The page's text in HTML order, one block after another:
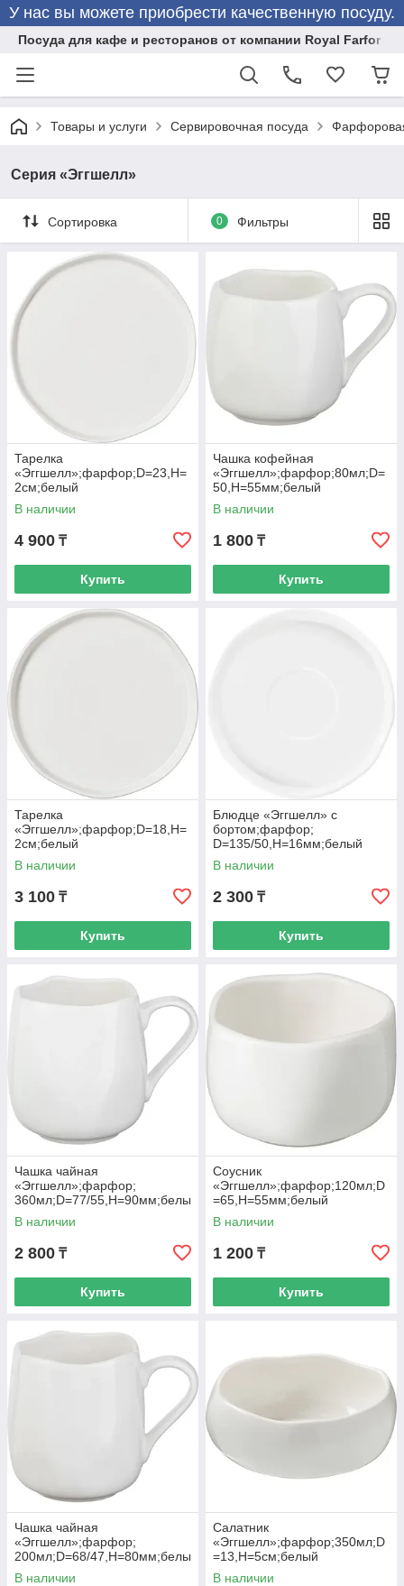
У нас вы можете приобрести качественную посуду.
Посуда для кафе и ресторанов от компании Royal Farfor
Товары и услуги Сервировочная посуда
Серия «Эггшелл»
Сортировка 0 Фильтры
Тарелка
«Эггшелл»;фарфор;D=23,H=
2см;белый
В наличии
4 900 ₸
Купить
Чашка кофейная
«Эггшелл»;фарфор;80мл;D=
50,H=55мм;белый
В наличии
1 800 ₸
Купить
Тарелка
«Эггшелл»;фарфор;D=18,H=
2см;белый
В наличии
3 100 ₸
Купить
Блюдце «Эггшелл» с
бортом;фарфор;
D=135/50,H=16мм;белый
В наличии
2 300 ₸
Купить
Чашка чайная
«Эггшелл»;фарфор;
360мл;D=77/55,H=90мм;белы
й
В наличии
2 800 ₸
Купить
Соусник
«Эггшелл»;фарфор;120мл;D
=65,H=55мм;белый
В наличии
1 200 ₸
Купить
Чашка чайная
«Эггшелл»;фарфор;
200мл;D=68/47,H=80мм;белы
й
В наличии
Салатник
«Эггшелл»;фарфор;350мл;D
=13,H=5см;белый
В наличии